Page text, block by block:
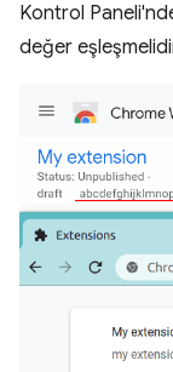
Kontrol
değer